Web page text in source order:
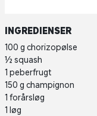
INGREDIENSER
100 g chorizopølse
½ squash
1 peberfrugt
150 g champignon
1 forårsløg
1 løg